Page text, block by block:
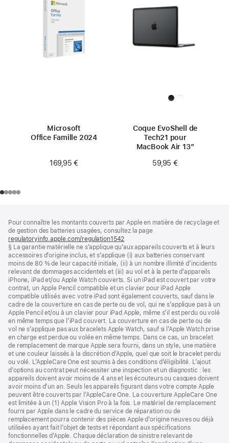
Microsoft
Office Famille 2024
169,95 €
Coque EvoShell de
Tech21 pour
MacBook Air 13″
59,95 €
de
page
de
bas
de
page
Pour connaître les montants couverts par Apple en matière de recyclage et
de gestion des batteries usagées, consultez la page
regulatoryinfo.apple.com/regulation1542
dans
une
nouvelle
fenêtre)
§ La garantie matérielle ne s’applique qu’aux appareils couverts et à leurs
accessoires d’origine inclus, et s’applique (i) aux batteries conservant
moins de 80 % de leur capacité initiale, (ii) à un nombre illimité d’incidents
relevant de dommages accidentels et (iii) au vol et à la perte d’appareils
iPhone, iPad et/ou Apple Watch couverts. Si un iPad est couvert par votre
contrat, un Apple Pencil compatible et un clavier pour iPad Apple
compatible utilisés avec votre iPad sont également couverts, sauf dans le
cadre de la couverture en cas de perte ou de vol, qui ne s’applique pas à un
Apple Pencil et/ou à un clavier pour iPad Apple, même s’il est perdu ou volé
en même temps que l’iPad couvert. La couverture en cas de perte ou de
vol ne s’applique pas aux bracelets Apple Watch, sauf si l’Apple Watch prise
en charge est perdue ou volée en même temps. Dans ce cas, un bracelet
de remplacement de marque Apple sera fourni, dans un style, une matière
et une couleur laissés à la discrétion d’Apple, quel que soit le bracelet perdu
ou volé. L’AppleCare One est soumis à des conditions d’éligibilité. L’ajout
d’options au contrat peut nécessiter une inspection et un diagnostic : les
appareils doivent avoir moins de 4 ans et les écouteurs ou casques doivent
avoir moins d’un an. Seuls les appareils figurant dans votre compte Apple
peuvent être couverts par l’AppleCare One. La couverture AppleCare One
est limitée à un (1) Apple Vision Pro à la fois. Le matériel de remplacement
fourni par Apple dans le cadre du service de réparation ou de
remplacement pourra contenir des pièces Apple d’origine neuves ou déjà
utilisées ayant fait l’objet de tests et répondant aux spécifications
fonctionnelles d’Apple. Chaque déclaration de sinistre relevant de